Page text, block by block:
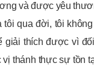
và được yêu
qua đời, tôi
giải thích được vì
vị thánh thực sự tồn